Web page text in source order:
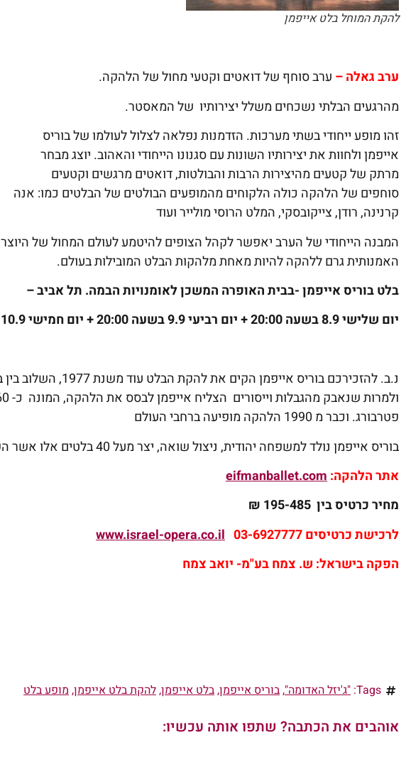
להקת המוחל בלט אייפמן
ערב גאלה – ערב סוחף של דואטים וקטעי מחול של הלהקה.
מהרגעים הבלתי נשכחים משלל יצירותיו של המאסטר.
זהו מופע ייחודי בשתי מערכות. הזדמנות נפלאה לצלול לעולמו של בוריס
אייפמן ולחוות את יצירותיו השונות עם סגנונו הייחודי והאהוב. יוצג מבחר
מרתק של קטעים מהיצירות הרבות והבולטות, דואטים מרגשים וקטעים
סוחפים של הלהקה כולה הלקוחים מהמופעים הבולטים של הבלטים כמו: אנה
קרנינה, רודן, צייקובסקי, המלט הרוסי מולייר ועוד
המבנה הייחודי של הערב יאפשר לקהל הצופים להיטמע לעולם המחול של
האמנותית גרם ללהקה להיות מאחת מלהקות הבלט המובילות בעולם.
בלט בוריס אייפמן -בבית האופרה המשכן לאומנויות הבמה. תל אביב –
יום שלישי 8.9 בשעה 20:00 +
יום רביעי 9.9 בשעה 20:00 + יום חמישי 10.9 בשעה20:00
נ.ב. להזכירכם בוריס
פטרבורג. וכבר מ 1990 הלהקה מופיעה ברחבי העולם
בוריס אייפמן נולד למשפחה יהודית, ניצול שואה, יצר מעל 40 בלטים אלו אשר הקנו להקתו לגרוף פרסי יוקרה רבים
אתר הלהקה:eifmanballet.com
מחיר כרטיס בין 195-485 ₪
לרכישת כרטיסים 03-6927777
www.israel-opera.co.il
הפקה בישראל: ש. צמח בע"מ- יואב צמח
Tags: "ג'יזל האדומה",בוריס אייפמן,בלט אייפמן,להקת בלט אייפמן,מופע בלט
אוהבים את הכתבה? שתפו אותה עכשיו: